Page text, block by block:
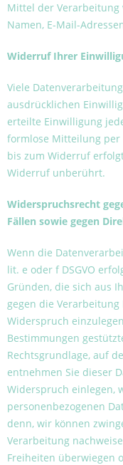
Mittel der Verarbeitung
Namen, E-Mail-
Widerruf Ihrer
Viele
ausdrücklichen
erteilte Einwilligung
formlose Mitteilung per
bis zum Widerruf
Widerruf unberührt.
Widerspruchsrecht
Fällen sowie gegen
Wenn die
lit. e oder f DSGVO
Gründen, die sich aus
gegen die
Widerspruch
Bestimmungen
Rechtsgrundlage, auf
entnehmen Sie dieser
Widerspruch einlegen,
personenbezogenen
denn, wir können
Verarbeitung
Freiheiten überwiegen